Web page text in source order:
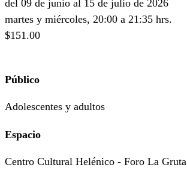
del 09 de junio al 15 de julio de 2026
martes y miércoles, 20:00 a 21:35 hrs.
$151.00
Público
Adolescentes y adultos
Espacio
Centro Cultural Helénico - Foro La Gruta